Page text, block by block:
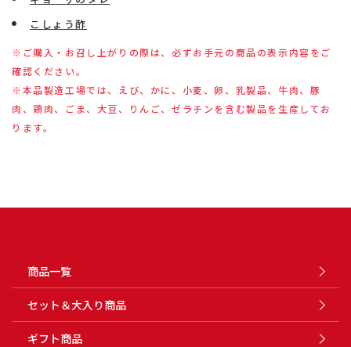
こしょう酢
※ご購入・お召し上がりの際は、必ずお手元の商品の表示内容をご
確認ください。
※本品製造工場では、えび、かに、小麦、卵、乳製品、牛肉、豚
肉、鶏肉、ごま、大豆、りんご、ゼラチンを含む製品を生産してお
ります。
商品一覧
セット＆大入り商品
ギフト商品